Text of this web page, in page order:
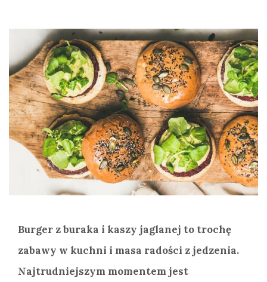
Burger z buraka i kaszy jaglanej to trochę
zabawy w kuchni i masa radości z jedzenia.
Najtrudniejszym momentem jest